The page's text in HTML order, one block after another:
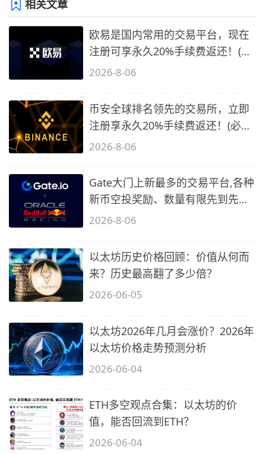
相关文章
欧易是国内常用的交易平台，现在
注册可享永久20%手续费返还！(必
备1)
2026-8-06
币安全球排名领先的交易所，立即
注册享永久20%手续费返还！(必备
2)
2026-8-06
Gate大门上新最多的交易平台,各种
新币空投奖励、数量有限先到先
得…
2026-8-06
以太坊历史价格回顾：价值从何而
来？历史最高翻了多少倍？
2026-06-05
以太坊2026年几月会涨价？2026年
以太坊价格走势预测分析
2026-06-04
ETH多空观点合集：以太坊的价
值，能否回流到ETH？
2026-06-04